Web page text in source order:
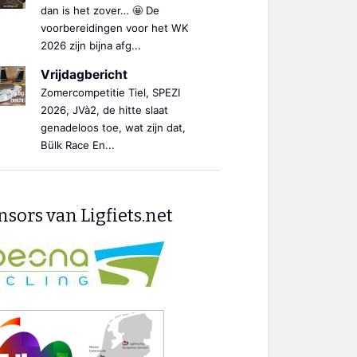
dan is het zover… 🤩 De
voorbereidingen voor het WK
2026 zijn bijna afg...
Vrijdagbericht
Zomercompetitie Tiel, SPEZI
2026, JVà2, de hitte slaat
genadeloos toe, wat zijn dat,
Bülk Race En...
van Ligfiets.net